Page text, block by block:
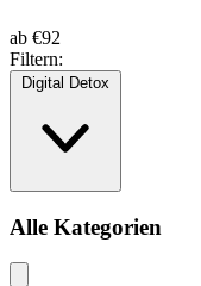
ab €92
Filtern:
Digital Detox
Alle Kategorien